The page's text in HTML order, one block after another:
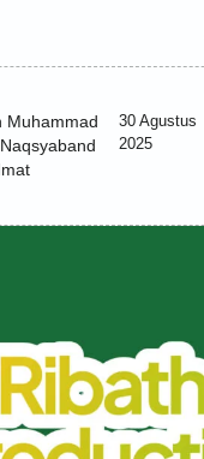
Muhammad
30 Agustus
2025